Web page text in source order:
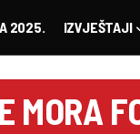
2025. IZVJEŠTAJI
MORA